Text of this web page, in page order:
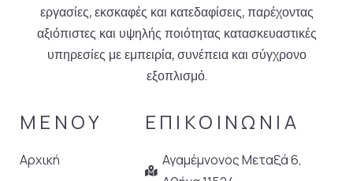
εργασίες, εκσκαφές και κατεδαφίσεις, παρέχοντας
αξιόπιστες και υψηλής ποιότητας κατασκευαστικές
υπηρεσίες με εμπειρία, συνέπεια και σύγχρονο
εξοπλισμό.
ΜΕΝΟΥ
Αρχική
ΕΠΙΚΟΙΝΩΝΙΑ
Αγαμέμνονος Μεταξά 6,